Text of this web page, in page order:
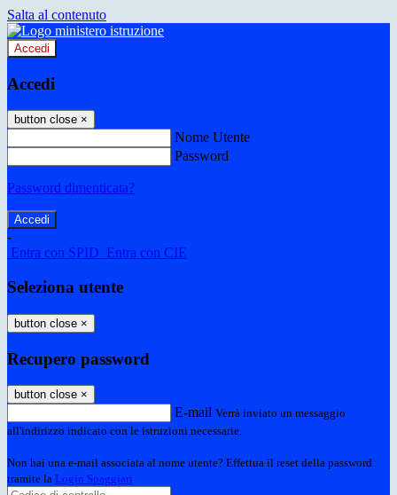
Salta al contenuto
Accedi
Accedi
button close ×
Nome Utente
Password
Password dimenticata?
-
Entra con SPID Entra con CIE
Seleziona utente
button close ×
Recupero password
button close ×
E-mail Verrà inviato un messaggio
all'indirizzo indicato con le istruzioni necessarie.
Non hai una e-mail associata al nome utente? Effettua il reset della password
tramite la Login Spaggiari